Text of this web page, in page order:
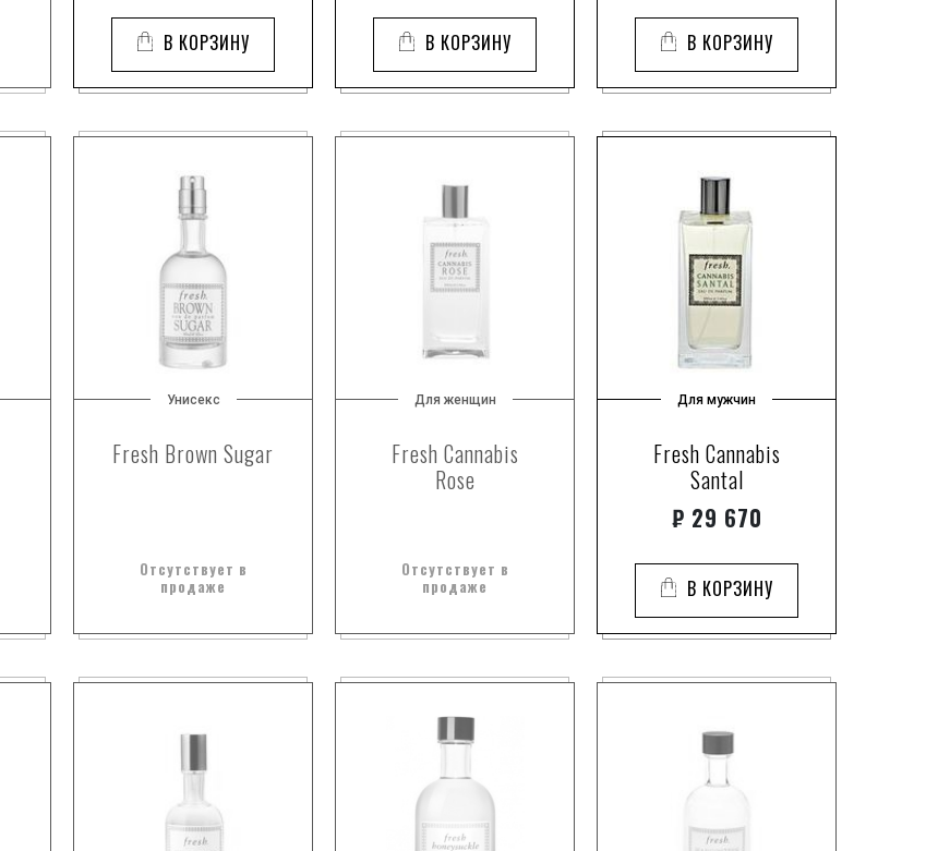
В КОРЗИНУ В КОРЗИНУ В КОРЗИНУ
Унисекс
Fresh Brown Sugar
Отсутствует в
продаже
Для женщин
Fresh Cannabis
Rose
Отсутствует в
продаже
Для мужчин
Fresh Cannabis
Santal
₽ 29 670
В КОРЗИНУ